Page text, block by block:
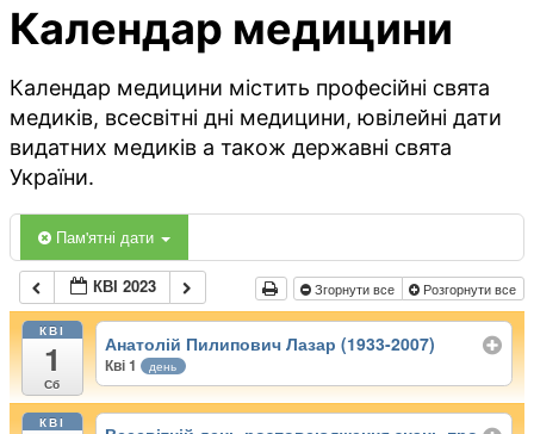
Календар медицини
Календар медицини містить професійні свята
медиків, всесвітні дні медицини, ювілейні дати
видатних медиків а також державні свята
України.
Пам'ятні дати
КВІ 2023 Згорнути все Розгорнути все
КВІ
1
Сб
Анатолій Пилипович Лазар (1933-2007)
Кві 1 день
КВІ